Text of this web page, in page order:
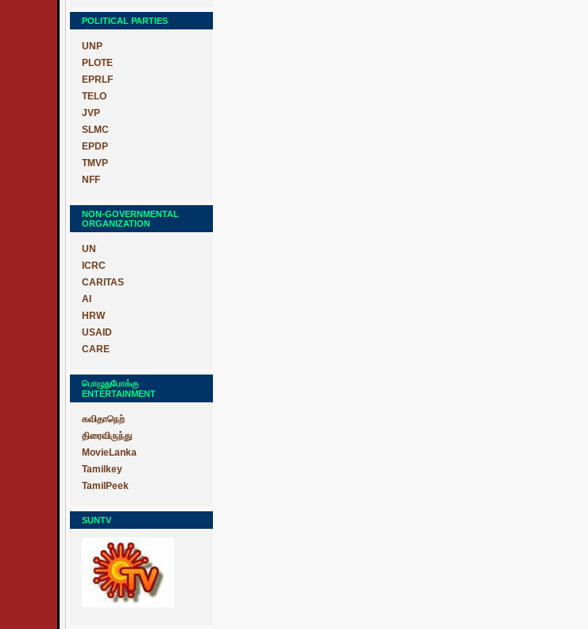
POLITICAL PARTIES
UNP
PLOTE
EPRLF
TELO
JVP
SLMC
EPDP
TMVP
NFF
NON-GOVERNMENTAL
ORGANIZATION
UN
ICRC
CARITAS
AI
HRW
USAID
CARE
பொழுதுபோக்கு
ENTERTAINMENT
கவிதாநெற்
திரைவிருந்து
MovieLanka
Tamilkey
TamilPeek
SUNTV